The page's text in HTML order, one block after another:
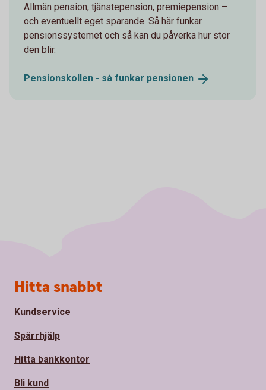
Allmän pension, tjänstepension, premiepension –
och eventuellt eget sparande. Så här funkar
pensionssystemet och så kan du påverka hur stor
den blir.
Pensionskollen - så funkar pensionen
Sidfot
Hitta snabbt
Kundservice
Spärrhjälp
Hitta bankkontor
Bli kund